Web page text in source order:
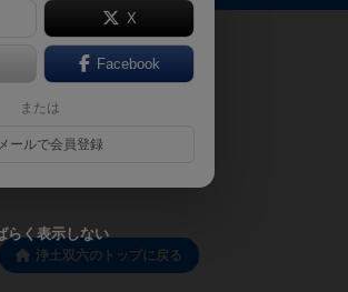
浄土双六のトップに戻る
X
Facebook
または
メールで会員登録
らく表示しない